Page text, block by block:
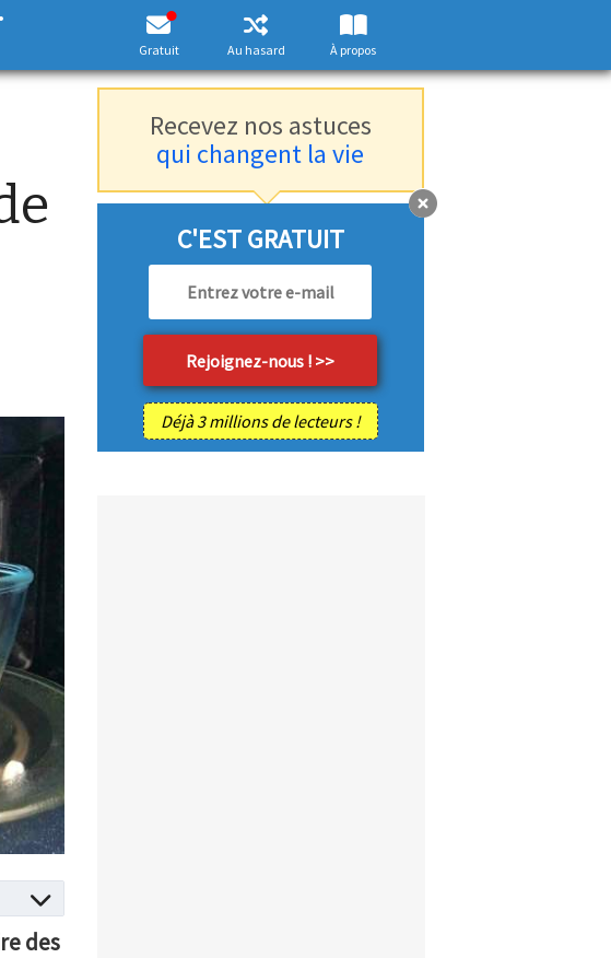
Gratuit Au hasard À propos
des
Recevez nos astuces
qui changent la vie
C'EST GRATUIT
Déjà 3 millions de lecteurs !